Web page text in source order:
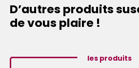
D’autres produits
de vous plaire !
les produits